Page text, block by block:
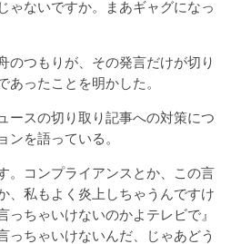
ゃないですか。まあギャグになっ
つもりが、その発言だけが切り
ったことを明かした。
スの切り取り記事への対策につ
ンを語っている。
。コンプライアンスとか、この言
、私もよく炎上しちゃうんですけ
っちゃいけないのかよテレビで』
っちゃいけないんだ、じゃあどう